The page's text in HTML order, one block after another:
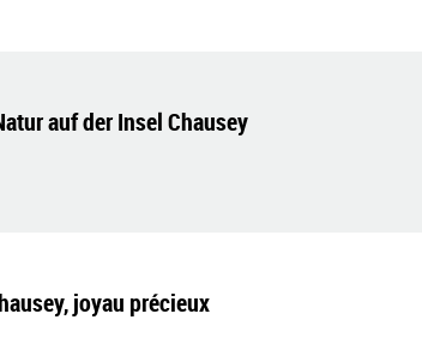
auf der Insel Chausey
joyau précieux